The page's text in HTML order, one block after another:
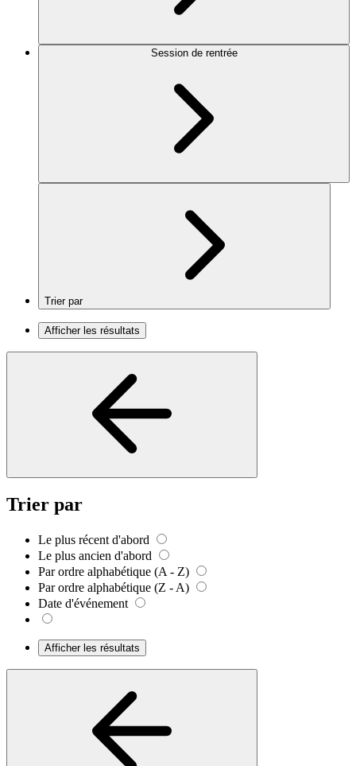
Session de rentrée
Trier par
Afficher les résultats
Trier par
Le plus récent d'abord
Le plus ancien d'abord
Par ordre alphabétique (A - Z)
Par ordre alphabétique (Z - A)
Date d'événement
Afficher les résultats